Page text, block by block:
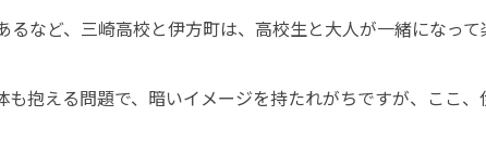
など、三崎高校と伊方町は、高校生と大人が一緒になっ
抱える問題で、暗いイメージを持たれがちですが、ここ